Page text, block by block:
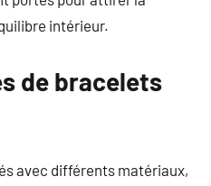
intérieur.
de bracelets
avec différents matériaux,